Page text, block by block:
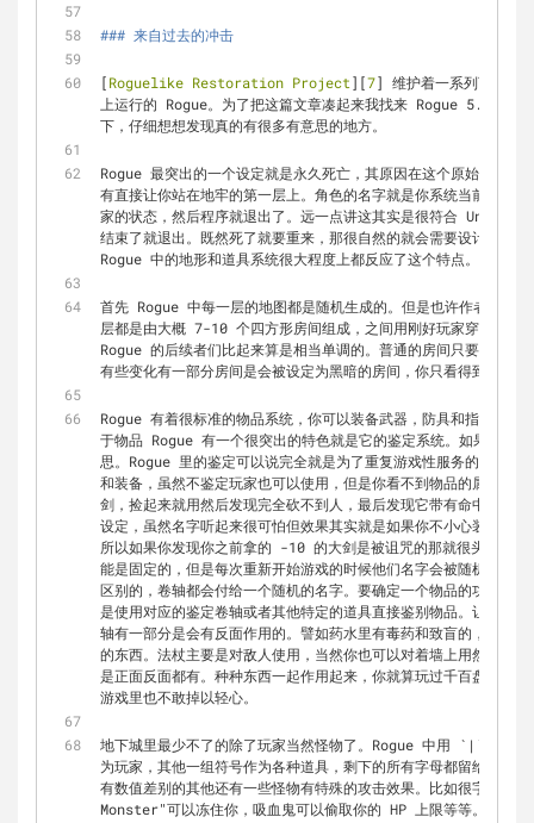
### 来自过去的冲击
[Roguelike Restoration Project][7] 维护着一系列可以在
上运行的 Rogue。为了把这篇文章凑起来我找来 Rogue 5.4，也
下，仔细想想发现真的有很多有意思的地方。
Rogue 最突出的一个设定就是永久死亡，其原因在这个原始的版本
有直接让你站在地牢的第一层上。角色的名字就是你系统当前登陆
家的状态，然后程序就退出了。远一点讲这其实是很符合 Unix 风
结束了就退出。既然死了就要重来，那很自然的就会需要设计让每
Rogue 中的地形和道具系统很大程度上都反应了这个特点。
首先 Rogue 中每一层的地图都是随机生成的。但是也许作者有些
层都是由大概 7-10 个四方形房间组成，之间用刚好玩家穿过的通
Rogue 的后续者们比起来算是相当单调的。普通的房间只要你踏进
有些变化有一部分房间是会被设定为黑暗的房间，你只看得到周围的
Rogue 有着很标准的物品系统，你可以装备武器，防具和指环，消
于物品 Rogue 有一个很突出的特色就是它的鉴定系统。如果你玩
思。Rogue 里的鉴定可以说完全就是为了重复游戏性服务的。游戏
和装备，虽然不鉴定玩家也可以使用，但是你看不到物品的属性。
剑，捡起来就用然后发现完全砍不到人，最后发现它带有命中率 -
设定，虽然名字听起来很可怕但效果其实就是如果你不小心装备上
所以如果你发现你之前拿的 -10 的大剑是被诅咒的那就很头疼了。
能是固定的，但是每次重新开始游戏的时候他们名字会被随机打散
区别的，卷轴都会付给一个随机的名字。要确定一个物品的功能只
是使用对应的鉴定卷轴或者其他特定的道具直接鉴别物品。让这个
轴有一部分是会有反面作用的。譬如药水里有毒药和致盲的，卷轴
的东西。法杖主要是对敌人使用，当然你也可以对着墙上用然后反
是正面反面都有。种种东西一起作用起来，你就算玩过千百盘对游
游戏里也不敢掉以轻心。
地下城里最少不了的除了玩家当然怪物了。Rogue 中用 `|`
为玩家，其他一组符号作为各种道具，剩下的所有字母都留给了怪
有数值差别的其他还有一些怪物有特殊的攻击效果。比如很字面上
Monster"可以冻住你，吸血鬼可以偷取你的 HP 上限等等。